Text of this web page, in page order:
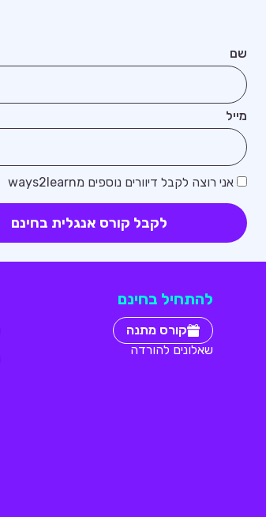
שם
מייל
אני רוצה לקבל דיוורים נוספים מways2learn
לקבל קורס אנגלית בחינם
להתחיל בחינם
קורס מתנה
שאלונים להורדה